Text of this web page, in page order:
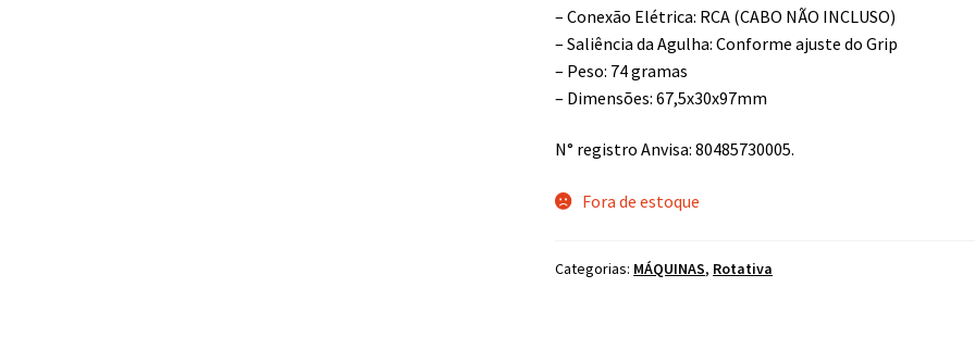
– Conexão Elétrica: RCA (CABO NÃO INCLUSO)
– Saliência da Agulha: Conforme ajuste do Grip
– Peso: 74 gramas
– Dimensões: 67,5x30x97mm
N° registro Anvisa: 80485730005.
Fora de estoque
Categorias: MÁQUINAS, Rotativa